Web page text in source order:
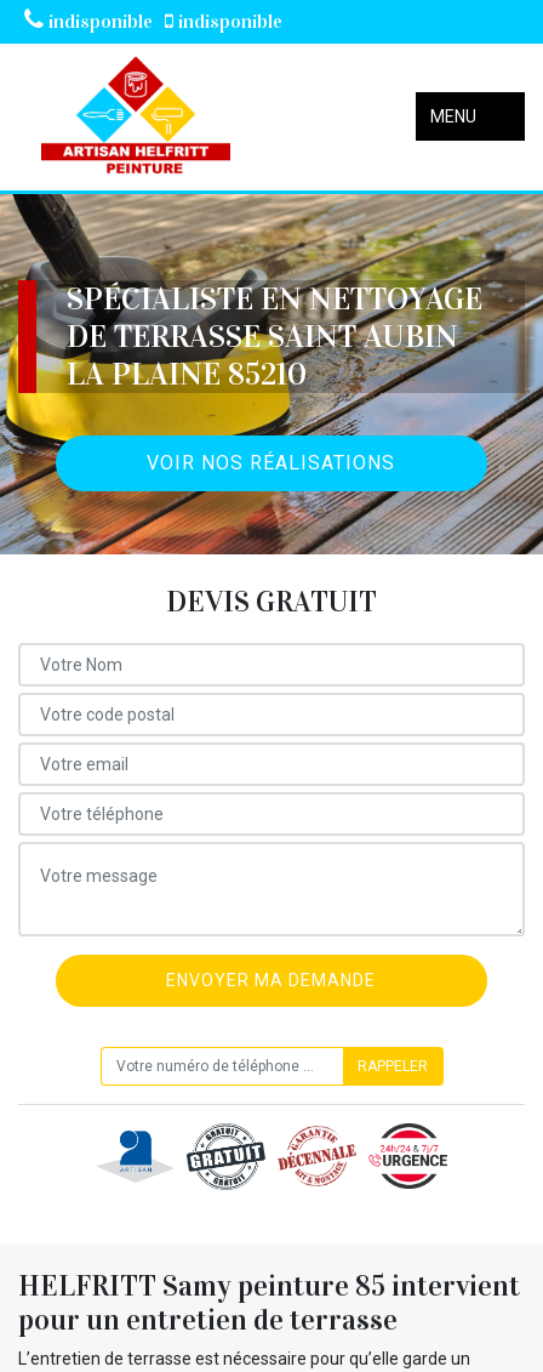
indisponible indisponible
MENU
SPÉCIALISTE EN NETTOYAGE
DE TERRASSE SAINT AUBIN
LA PLAINE 85210
VOIR NOS RÉALISATIONS
DEVIS GRATUIT
HELFRITT Samy peinture 85 intervient
pour un entretien de terrasse
L’entretien de terrasse est nécessaire pour qu’elle garde un